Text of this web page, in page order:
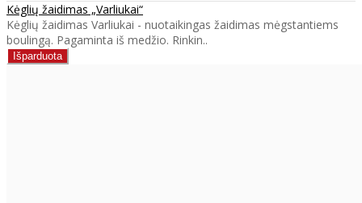
Kėglių žaidimas „Varliukai“
Kėglių žaidimas Varliukai - nuotaikingas žaidimas mėgstantiems
boulingą. Pagaminta iš medžio. Rinkin..